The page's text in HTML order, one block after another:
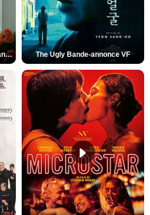
Des Fleurs pour Tokyo Bande-annonce VO STFR The Ugly Bande-annonce VF